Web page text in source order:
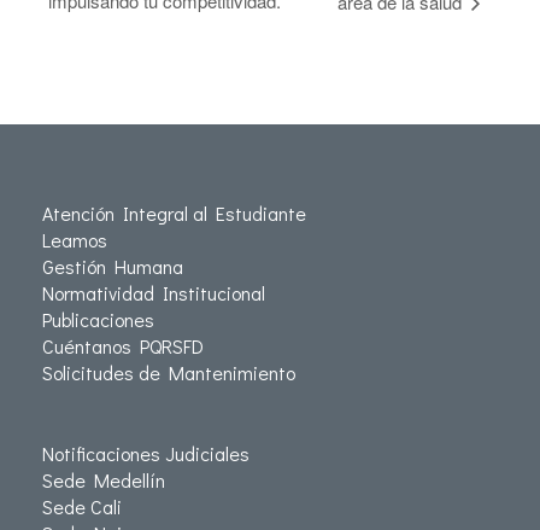
Atención Integral al Estudiante
Leamos
Gestión Humana
Normatividad Institucional
Publicaciones
Cuéntanos PQRSFD
Solicitudes de Mantenimiento
Notificaciones Judiciales
Sede Medellín
Sede Cali